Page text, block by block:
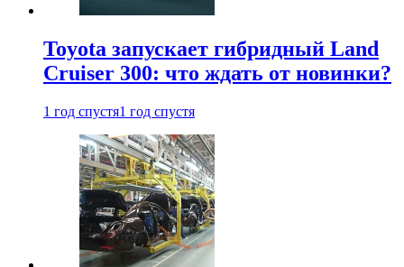
Toyota запускает гибридный Land
Cruiser 300: что ждать от новинки?
1 год спустя1 год спустя